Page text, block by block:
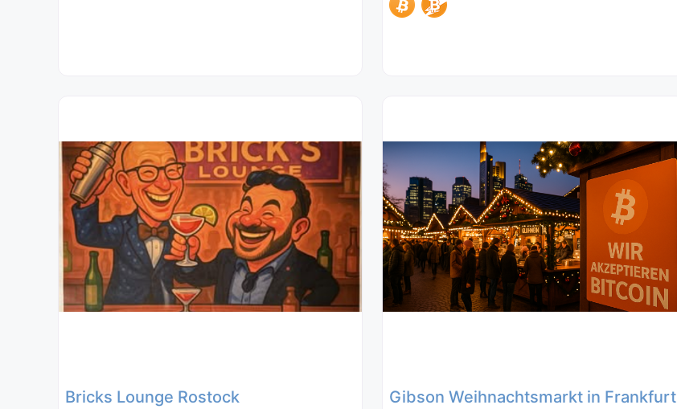
Bricks Lounge Rostock
Gibson Weihnachtsmarkt in Frankfurt